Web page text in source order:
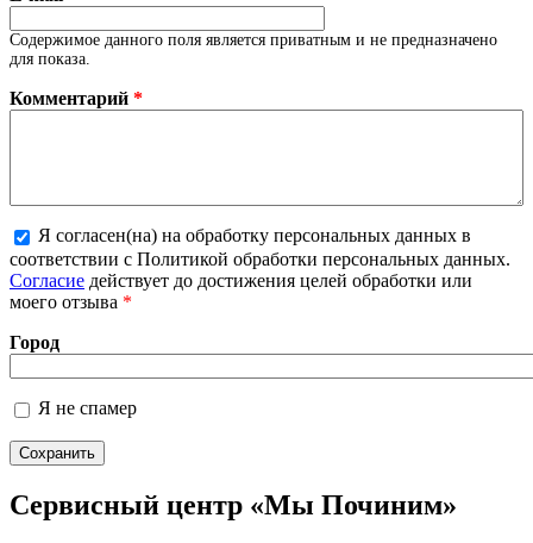
Содержимое данного поля является приватным и не предназначено
для показа.
Комментарий *
Более подробная информация о текстовых
форматах
Я согласен(на) на обработку персональных данных в
соответствии с Политикой обработки персональных данных.
Согласие действует до достижения целей обработки или
моего отзыва *
Город
Я не спамер
Я спамер
Сервисный центр «Мы Починим»